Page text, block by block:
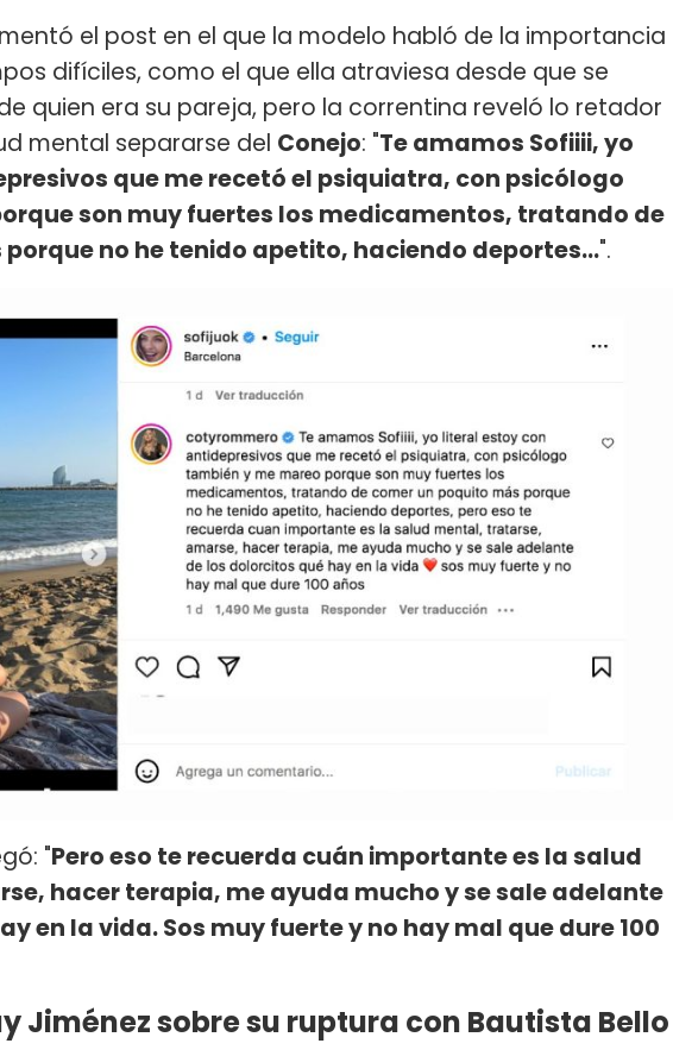
el post en el que la modelo habló de la importancia
difíciles, como el que ella atraviesa desde que se
quien era su pareja, pero la correntina reveló lo retador
mental separarse del Conejo: "Te amamos Sofiiii, yo
que me recetó el psiquiatra, con psicólogo
son muy fuertes los medicamentos, tratando de
no he tenido apetito, haciendo deportes...".
"Pero eso te recuerda cuán importante es la salud
hacer terapia, me ayuda mucho y se sale adelante
en la vida. Sos muy fuerte y no hay mal que dure 100
Jiménez sobre su ruptura con Bautista Bello